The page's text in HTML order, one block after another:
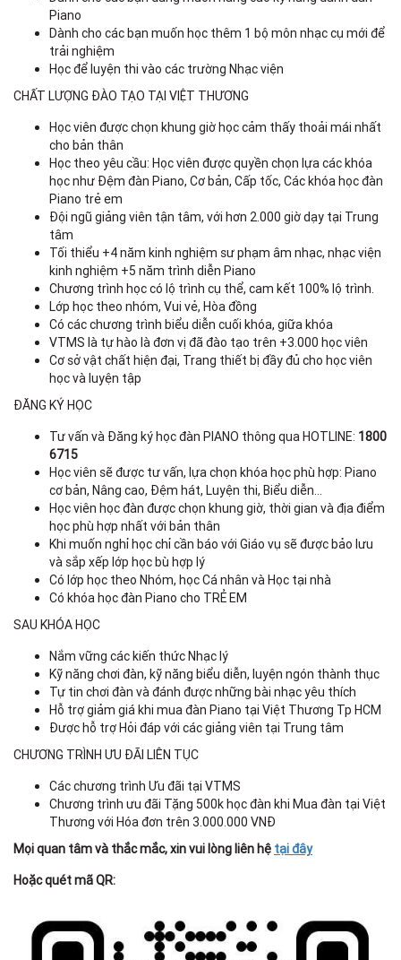
Piano
Dành cho các bạn muốn học thêm 1 bộ môn nhạc cụ mới để
trải nghiệm
Học để luyện thi vào các trường Nhạc viện
CHẤT LƯỢNG ĐÀO TẠO TẠI VIỆT THƯƠNG
Học viên được chọn khung giờ học cảm thấy thoải mái nhất
cho bản thân
Học theo yêu cầu: Học viên được quyền chọn lựa các khóa
học như Đệm đàn Piano, Cơ bản, Cấp tốc, Các khóa học đàn
Piano trẻ em
Đội ngũ giảng viên tận tâm, với hơn 2.000 giờ dạy tại Trung
tâm
Tối thiểu +4 năm kinh nghiệm sư phạm âm nhạc, nhạc viện
kinh nghiệm +5 năm trình diễn Piano
Chương trình học có lộ trình cụ thể, cam kết 100% lộ trình.
Lớp học theo nhóm, Vui vẻ, Hòa đồng
Có các chương trình biểu diễn cuối khóa, giữa khóa
VTMS là tự hào là đơn vị đã đào tạo trên +3.000 học viên
Cơ sở vật chất hiện đại, Trang thiết bị đầy đủ cho học viên
học và luyện tập
ĐĂNG KÝ HỌC
Tư vấn và Đăng ký học đàn PIANO thông qua HOTLINE: 1800
6715
Học viên sẽ được tư vấn, lựa chọn khóa học phù hợp: Piano
cơ bản, Nâng cao, Đệm hát, Luyện thi, Biểu diễn…
Học viên học đàn được chọn khung giờ, thời gian và địa điểm
học phù hợp nhất với bản thân
Khi muốn nghỉ học chỉ cần báo với Giáo vụ sẽ được bảo lưu
và sắp xếp lớp học bù hợp lý
Có lớp học theo Nhóm, học Cá nhân và Học tại nhà
Có khóa học đàn Piano cho TRẺ EM
SAU KHÓA HỌC
Nắm vững các kiến thức Nhạc lý
Kỹ năng chơi đàn, kỹ năng biểu diễn, luyện ngón thành thục
Tự tin chơi đàn và đánh được những bài nhạc yêu thích
Hỗ trợ giảm giá khi mua đàn Piano tại Việt Thương Tp HCM
Được hỗ trợ Hỏi đáp với các giảng viên tại Trung tâm
CHƯƠNG TRÌNH ƯU ĐÃI LIÊN TỤC
Các chương trình Ưu đãi tại VTMS
Chương trình ưu đãi Tặng 500k học đàn khi Mua đàn tại Việt
Thương với Hóa đơn trên 3.000.000 VNĐ
Mọi quan tâm và thắc mắc, xin vui lòng liên hệ tại đây
Hoặc quét mã QR: